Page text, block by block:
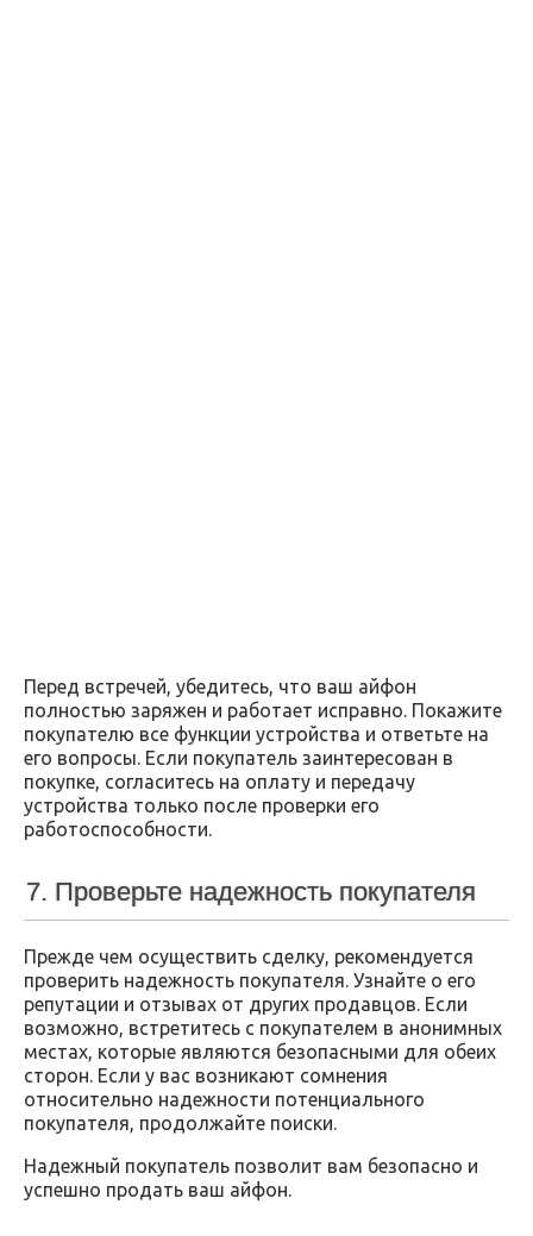
Перед встречей, убедитесь, что ваш айфон
полностью заряжен и работает исправно. Покажите
покупателю все функции устройства и ответьте на
его вопросы. Если покупатель заинтересован в
покупке, согласитесь на оплату и передачу
устройства только после проверки его
работоспособности.
7. Проверьте надежность покупателя
Прежде чем осуществить сделку, рекомендуется
проверить надежность покупателя. Узнайте о его
репутации и отзывах от других продавцов. Если
возможно, встретитесь с покупателем в анонимных
местах, которые являются безопасными для обеих
сторон. Если у вас возникают сомнения
относительно надежности потенциального
покупателя, продолжайте поиски.
Надежный покупатель позволит вам безопасно и
успешно продать ваш айфон.